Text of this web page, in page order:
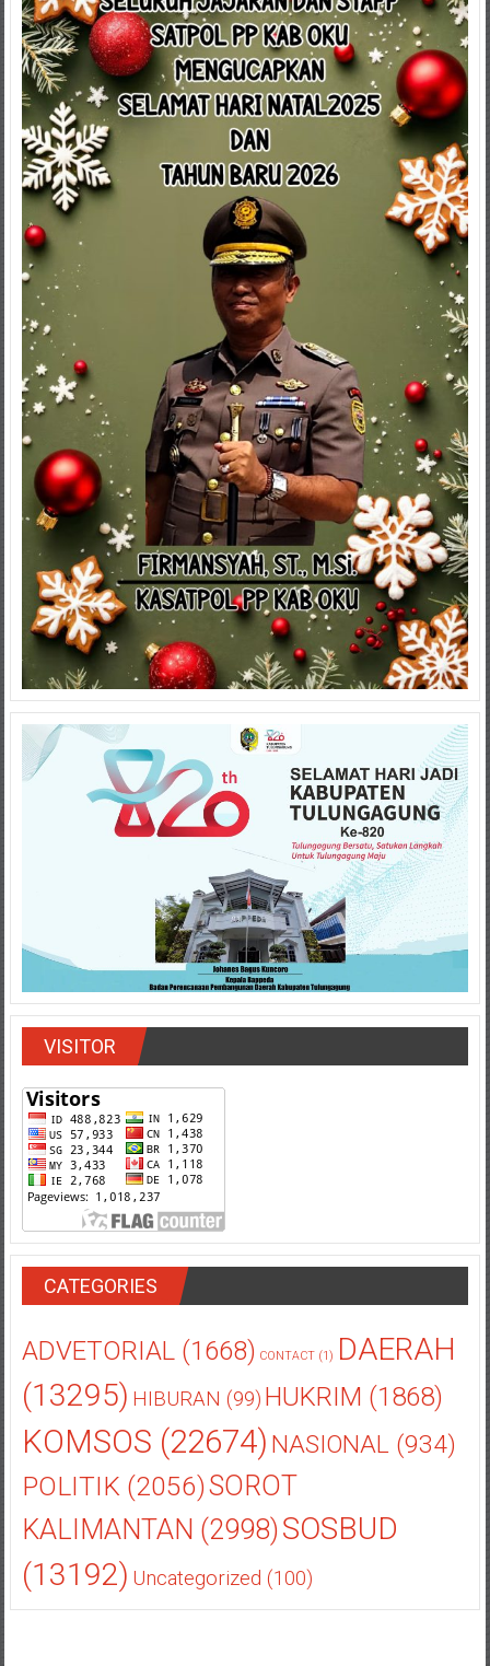
VISITOR
CATEGORIES
ADVETORIAL(1668)
DAERAH
(13295)HIBURAN(99)HUKRIM(1868)
KOMSOS(22674)NASIONAL(934)
POLITIK(2056)SOROT
KALIMANTAN(2998)SOSBUD
(13192)Uncategorized(100)